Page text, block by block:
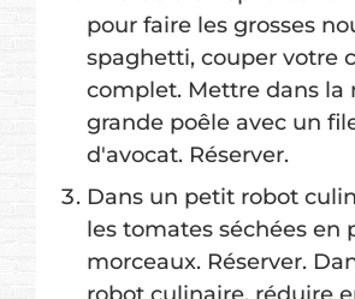
pour faire les grosses
spaghetti, couper votre
complet. Mettre dans la
grande poêle avec un
d'avocat. Réserver.
Dans un petit robot
les tomates séchées en
morceaux. Réserver.